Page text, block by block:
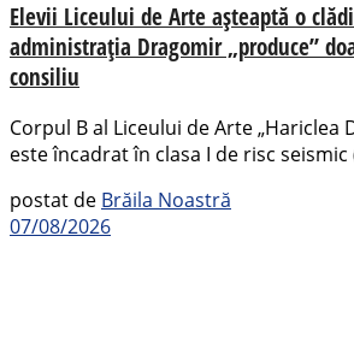
Elevii Liceului de Arte așteaptă o
administrația Dragomir „produce”
consiliu
Corpul B al Liceului de Arte „Hariclea
este încadrat în clasa I de risc seismic
postat de Brăila Noastră
07/08/2026